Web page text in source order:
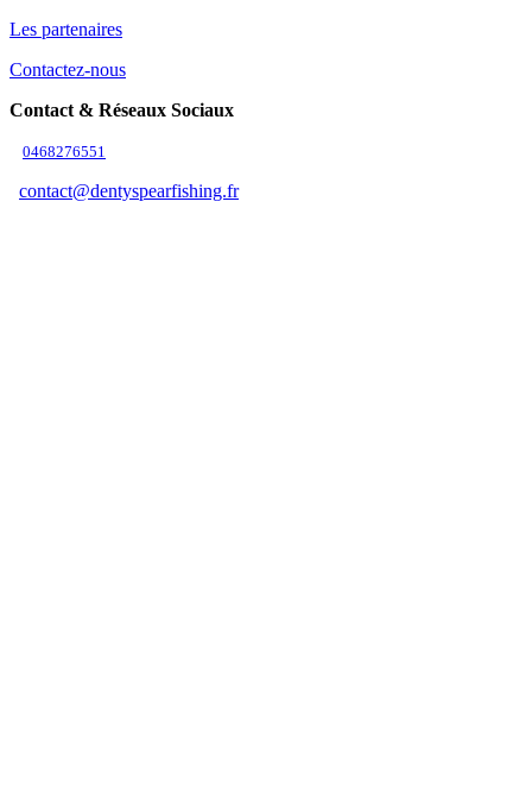
Les partenaires
Contactez-nous
Contact & Réseaux Sociaux
0468276551
contact@dentyspearfishing.fr